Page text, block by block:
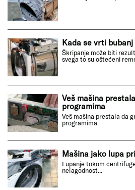
Kada se vrti
Škripanje može biti
svega to su oštećeni
Veš mašina
programima
Veš mašina prestala da
programima
Mašina jako lupa
Lupanje tokom
nelagodnost...